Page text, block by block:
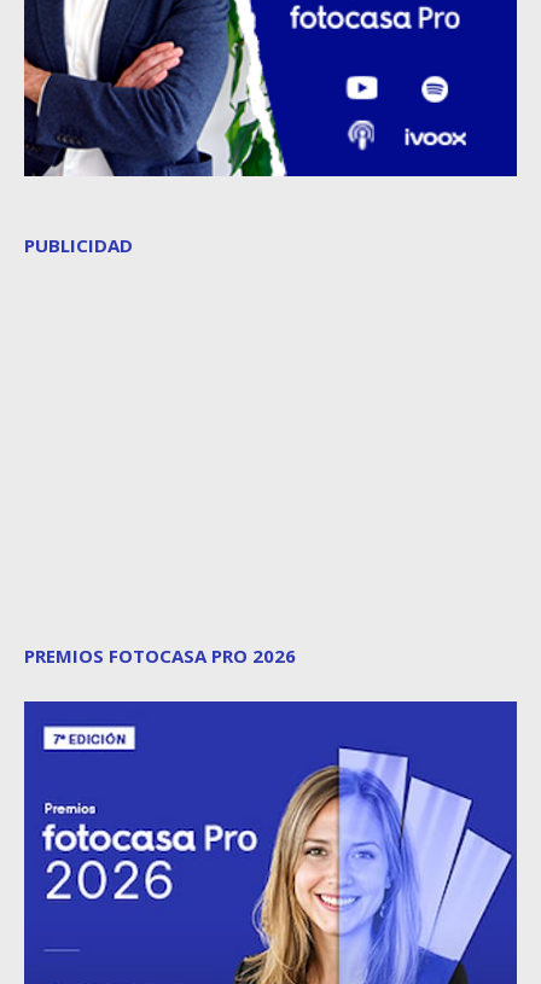
PUBLICIDAD
PREMIOS FOTOCASA PRO 2026